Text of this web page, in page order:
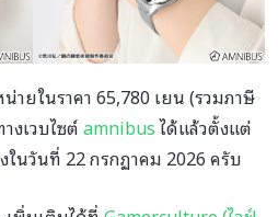
ายในราคา 65,780 เยน (รวมภาษี
งเวบไซต์amnibusได้แล้วตั้งแต่
นวันที่ 22 กรกฏาคม 2026 ครับ